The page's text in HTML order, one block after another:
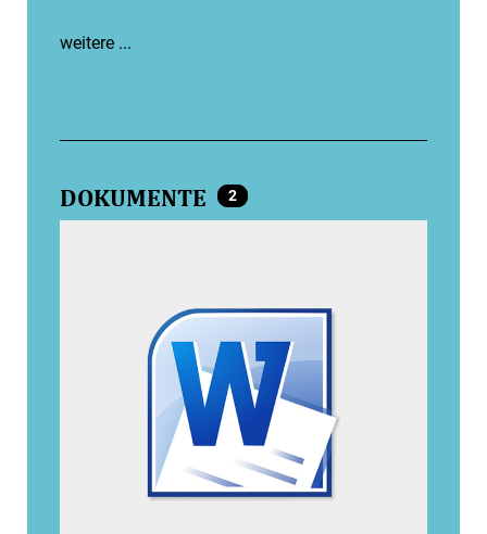
weitere ...
DOKUMENTE 2